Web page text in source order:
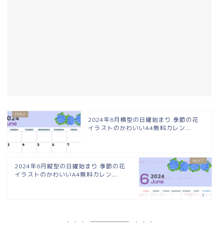
2024年6月横型の日曜始まり 季節の花
イラストのかわいいA4無料カレン...
2024年6月縦型の日曜始まり 季節の花
イラストのかわいいA4無料カレン...